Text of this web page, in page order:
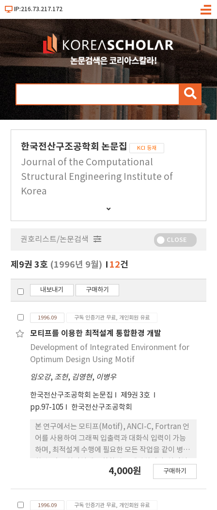
IP:216.73.217.172
메
검
한국전산구조공학회 논문집 KCI 등재
Journal of the Computational
Structural Engineering Institute of
Korea
간
행
보
기
권호리스트/논문검색 CLOSE
제9권 3호 (1996년 9월) 12건
내보내기 구매하기
1996.09 구독 인증기관 무료, 개인회원 유료
모티프를 이용한 최적설계 통합환경 개발
Development of Integrated Environment for
Optimum Design Using Motif
임오강, 조헌, 김영현, 이병우
한국전산구조공학회 논문집
제9권 3호
pp.97-105
한국전산구조공학회
본 연구에서는 모티프(Motif), ANCI-C, Fortran 언
어를 사용하여 그래픽 입출력과 대화식 입력이 가능
하며, 최적설계 수행에 필요한 모든 작업을 같이 병행
계 통합환경은 전처리기(preprocessor), 최적설계
4,000원 구매하기
1996.09 구독 인증기관 무료, 개인회원 유료